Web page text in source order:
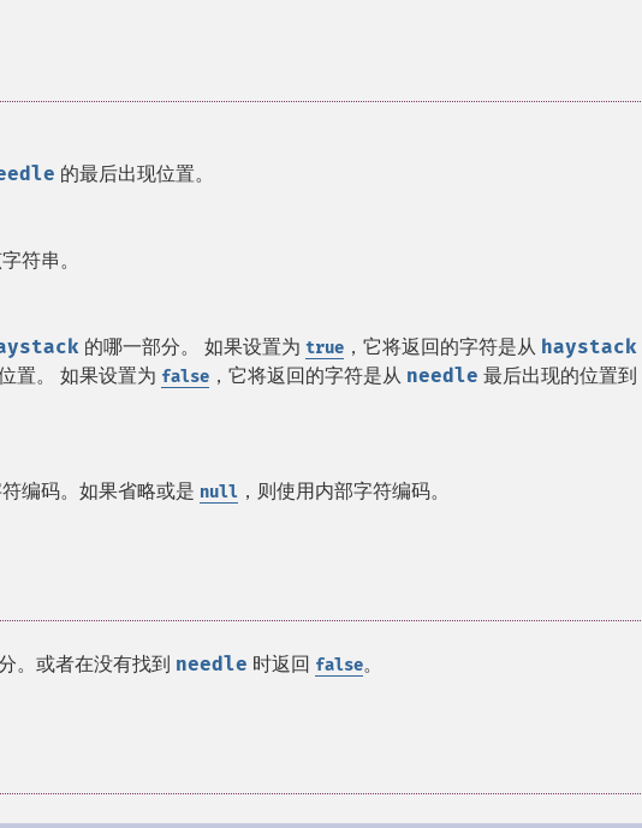
的最后出现位置。
符串。
的哪一部分。 如果设置为 true ，它将返回的字符是从 haystack
置。 如果设置为 false ，它将返回的字符是从 needle 最后出现的位置到
编码。如果省略或是 null ，则使用内部字符编码。
。或者在没有找到 needle 时返回 false。